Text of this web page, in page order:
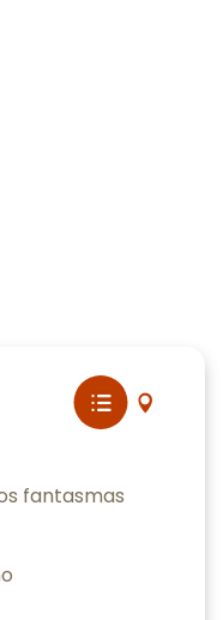
fantasmas